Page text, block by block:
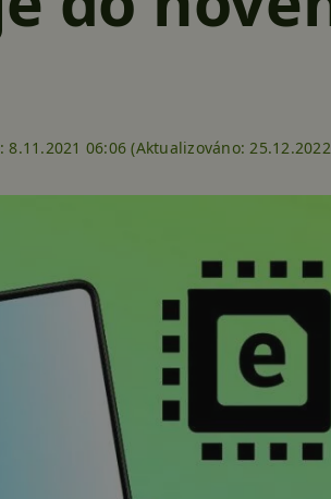
8.11.2021 06:06 (Aktualizováno: